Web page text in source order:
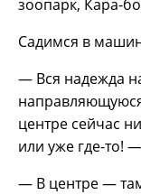
зоопарк, Кара-
Садимся в
— Вся надежда
центре сейчас
или уже где-то!
— В центре —